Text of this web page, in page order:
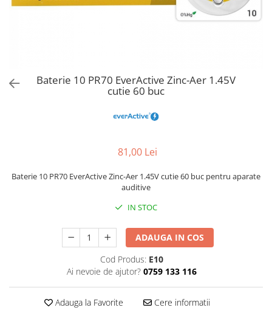
Baterie 10 PR70 EverActive Zinc-Aer 1.45V
cutie 60 buc
81,00 Lei
Baterie 10 PR70 EverActive Zinc-Aer 1.45V cutie 60 buc pentru aparate
auditive
IN STOC
ADAUGA IN COS
Cod Produs: E10
Ai nevoie de ajutor? 0759 133 116
Adauga la Favorite Cere informatii